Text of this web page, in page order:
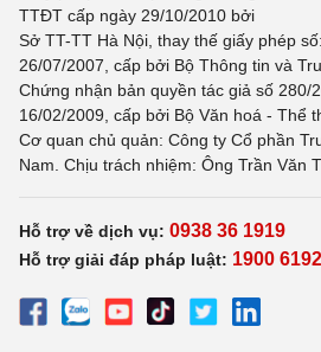
TTĐT cấp ngày 29/10/2010 bởi
Sở TT-TT Hà Nội, thay thế giấy phép
26/07/2007, cấp bởi Bộ Thông tin và
Chứng nhận bản quyền tác giả số 280/
16/02/2009, cấp bởi Bộ Văn hoá - Thể
Cơ quan chủ quản: Công ty Cổ phần
Nam. Chịu trách nhiệm: Ông Trần Văn
Hỗ trợ về dịch vụ: 0938 36 1919
Hỗ trợ giải đáp pháp luật: 1900 6192